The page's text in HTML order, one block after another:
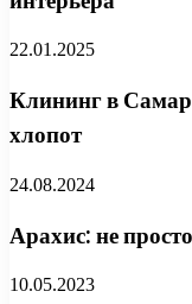
22.01.2025
Клининг в
хлопот
24.08.2024
Арахис: не
10.05.2023